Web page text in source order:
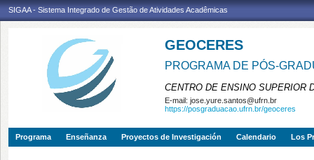
SIGAA - Sistema Integrado de Gestão de Atividades Acadêmicas
GEOCERES
PROGRAMA DE PÓS-
CENTRO DE ENSINO SUPERIOR
E-mail: jose.yure.santos@ufrn.br
https://posgraduacao.ufrn.br/geoceres
Programa Enseñanza Proyectos de Investigación Calendario Los